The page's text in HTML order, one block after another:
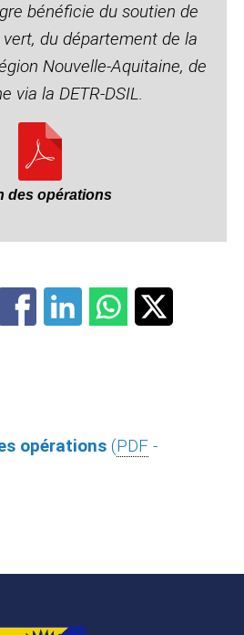
bénéficie du soutien de
vert, du département de la
Nouvelle-Aquitaine, de
via la DETR-DSIL.
des opérations
opérations (PDF-